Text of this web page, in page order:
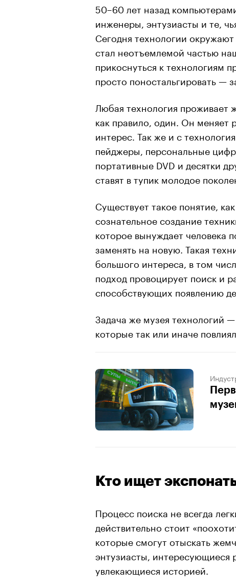
50–60 лет назад
инженеры, энтузиасты и те,
Сегодня технологии
стал неотъемлемой частью
прикоснуться к технологиям
просто поностальгировать —
Любая технология проживает
как правило, один. Он меняет
интерес. Так же и с
пейджеры, персональные
портативные DVD и десятки
ставят в тупик молодое
Существует такое понятие,
сознательное создание
которое вынуждает человека
заменять на новую. Такая
большого интереса, в том
подход провоцирует поиск и
способствующих появлению
Задача же музея технологий
которые так или иначе
Кто ищет
Процесс поиска не всегда
действительно стоит
которые смогут отыскать
энтузиасты, интересующиеся
увлекающиеся историей.